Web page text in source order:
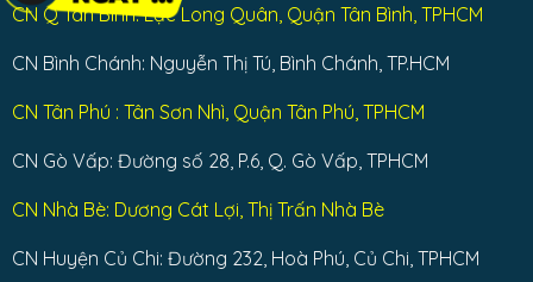
CN Q Tân Bình: Lạc Long Quân, Quận Tân Bình, TPHCM
CN Bình Chánh: Nguyễn Thị Tú, Bình Chánh, TP.HCM
CN Tân Phú : Tân Sơn Nhì, Quận Tân Phú, TPHCM
CN Gò Vấp: Đường số 28, P.6, Q. Gò Vấp, TPHCM
CN Nhà Bè: Dương Cát Lợi, Thị Trấn Nhà Bè
CN Huyện Củ Chi: Đường 232, Hoà Phú, Củ Chi, TPHCM